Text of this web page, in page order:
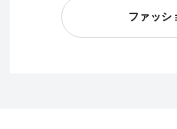
ファッシ